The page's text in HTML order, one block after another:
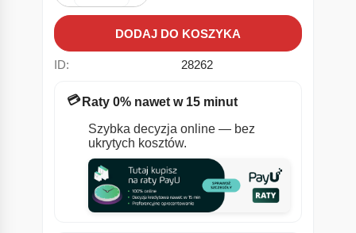
DODAJ DO KOSZYKA
ID: 28262
💳 Raty 0% nawet w 15 minut
Szybka decyzja online — bez
ukrytych kosztów.